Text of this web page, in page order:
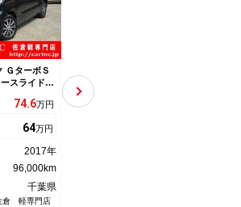
ＧターボＳ
スライドド
ビ バック
減ブレー
ｔｈ フル
ドライト 車
アイドリ
74.6万円
64万円
2017年
96,000km
千葉県
軽専門店
Ｓ ＳＡ３ ４ＷＤ フルセグ
ナビ 全方位カメラ 前後ドラ
イブレコーダー ＥＴＣ２．
支払総額